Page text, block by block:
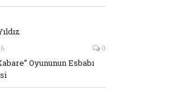
0
Oyununun Esbabı